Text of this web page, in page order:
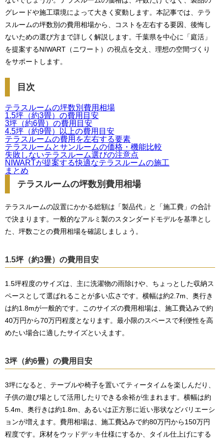
グレードや施工環境によって大きく変動します。本記事では、テラ
スルームの坪数別の費用相場から、コストを左右する要因、後悔し
ないための選び方まで詳しく解説します。千葉県を中心に「庭活」
を提案するNIWART（ニワート）の視点を交え、理想の空間づくり
をサポートします。
目次
テラスルームの坪数別費用相場
1.5坪（約3畳）の費用目安
3坪（約6畳）の費用目安
4.5坪（約9畳）以上の費用目安
テラスルームの費用を左右する要素
テラスルームとサンルームの価格・機能比較
失敗しないテラスルーム選びの注意点
NIWARTが提案する快適なテラスルームの施工
まとめ
テラスルームの坪数別費用相場
テラスルームの設置にかかる総額は「製品代」と「施工費」の合計
で決まります。一般的なアルミ製のスタンダードモデルを基準とし
た、坪数ごとの費用相場を確認しましょう。
1.5坪（約3畳）の費用目安
1.5坪程度のサイズは、主に洗濯物の雨除けや、ちょっとした収納ス
ペースとして選ばれることが多い広さです。横幅は約2.7m、奥行き
は約1.8mが一般的です。このサイズの費用相場は、施工費込みで約
40万円から70万円程度となります。最小限のスペースで利便性を高
めたい場合に適したサイズといえます。
3坪（約6畳）の費用目安
3坪になると、テーブルや椅子を置いてティータイムを楽しんだり、
子供の遊び場として活用したりできる余裕が生まれます。横幅は約
5.4m、奥行きは約1.8m、あるいは正方形に近い形状などバリエーシ
ョンが増えます。費用相場は、施工費込みで約80万円から150万円
程度です。床材をウッドデッキ仕様にするか、タイル仕上げにする